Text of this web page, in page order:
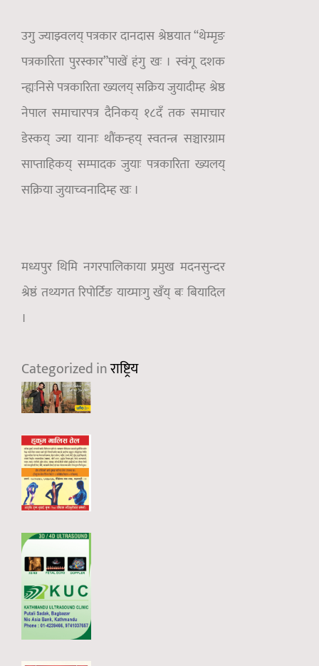
उगु ज्याझ्वलय् पत्रकार दानदास श्रेष्ठयात “थेम्मृङ
पत्रकारिता पुरस्कार”पाखें हंगु खः । स्वंगू दशक
न्ह्यःनिसे पत्रकारिता ख्यलय् सक्रिय जुयादीम्ह श्रेष्ठ
नेपाल समाचारपत्र दैनिकय् १८दँ तक समाचार
डेस्कय् ज्या यानाः थौंकन्हय् स्वतन्त्र सञ्चारग्राम
साप्ताहिकय् सम्पादक जुयाः पत्रकारिता ख्यलय्
सक्रिया जुयाच्वनादिम्ह खः ।
मध्यपुर थिमि नगरपालिकाया प्रमुख मदनसुन्दर
श्रेष्ठं तथ्यगत रिपोर्टिङ याय्माःगु खँय् बः बियादिल
।
Categorized inराष्ट्रिय